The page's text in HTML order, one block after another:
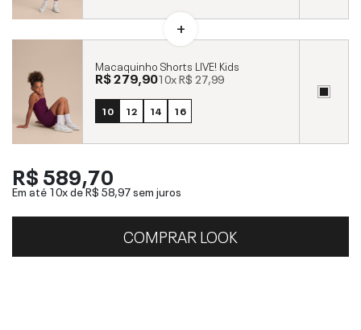
Macaquinho Shorts LIVE! Kids
R$ 279,9010xR$ 27,99
10 12 14 16
R$ 589,70
Em até 10x deR$ 58,97sem juros
COMPRAR LOOK